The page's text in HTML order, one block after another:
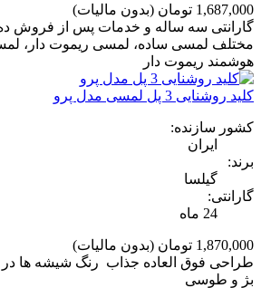
1,687,000 تومان
(بدون مالیات)
گارانتی سه ساله و خدمات پس از فروش
مختلف لمسی ساده، لمسی ریموت دار،
هوشمند ریموت دار
کلید روشنایی 3 پل لمسی مدل پرو
کشور سازنده:
ایران
برند:
گیلسا
گارانتی:
24 ماه
1,870,000 تومان
(بدون مالیات)
طراحی فوق العاده جذاب رنگ شیشه ها
بژ و طوسی